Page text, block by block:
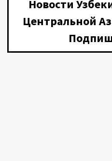
Новости
Центральной